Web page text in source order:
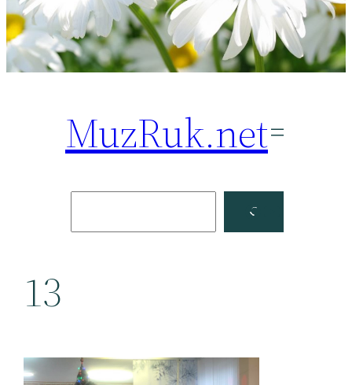
MuzRuk.net
Facebook
13